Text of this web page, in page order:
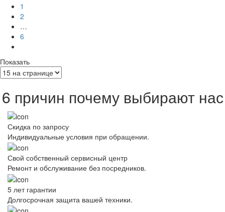
1
2
…
6
Показать
6 причин почему выбирают нас
Скидка по запросу
Индивидуальные условия при обращении.
Свой собственный сервисный центр
Ремонт и обслуживание без посредников.
5 лет гарантии
Долгосрочная защита вашей техники.